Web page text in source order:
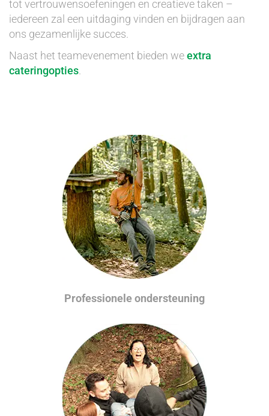
tot vertrouwensoefeningen en creatieve taken –
iedereen zal een uitdaging vinden en bijdragen aan
ons gezamenlijke succes.
Naast het teamevenement bieden weextra
cateringopties
Professionele ondersteuning